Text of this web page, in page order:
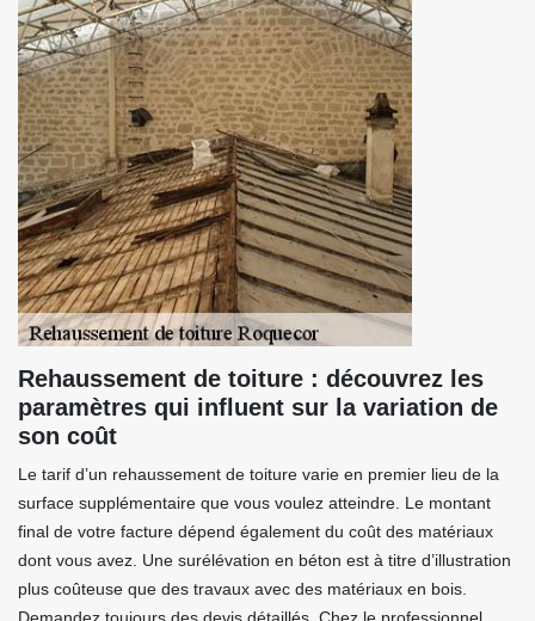
Rehaussement de toiture : découvrez les
paramètres qui influent sur la variation de
son coût
Le tarif d’un rehaussement de toiture varie en premier lieu de la
surface supplémentaire que vous voulez atteindre. Le montant
final de votre facture dépend également du coût des matériaux
dont vous avez. Une surélévation en béton est à titre d’illustration
plus coûteuse que des travaux avec des matériaux en bois.